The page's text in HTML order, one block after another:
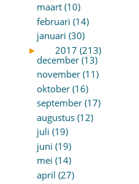
maart (10)
februari (14)
januari (30)
►
2017 (213)
december (13)
november (11)
oktober (16)
september (17)
augustus (12)
juli (19)
juni (19)
mei (14)
april (27)